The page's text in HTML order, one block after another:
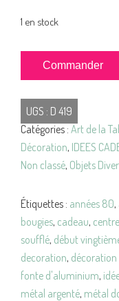
1 en stock
quantité
de
BOUGEOIRS
Photophores
XL
CRISTAL
Vintage
Commander
UGS : D 419
Catégories : Art de la
Décoration, IDEES
Non classé, Objets
Étiquettes : années 80,
bougies, cadeau,
soufflé, début
decoration,
fonte d'aluminium,
métal argenté, métal